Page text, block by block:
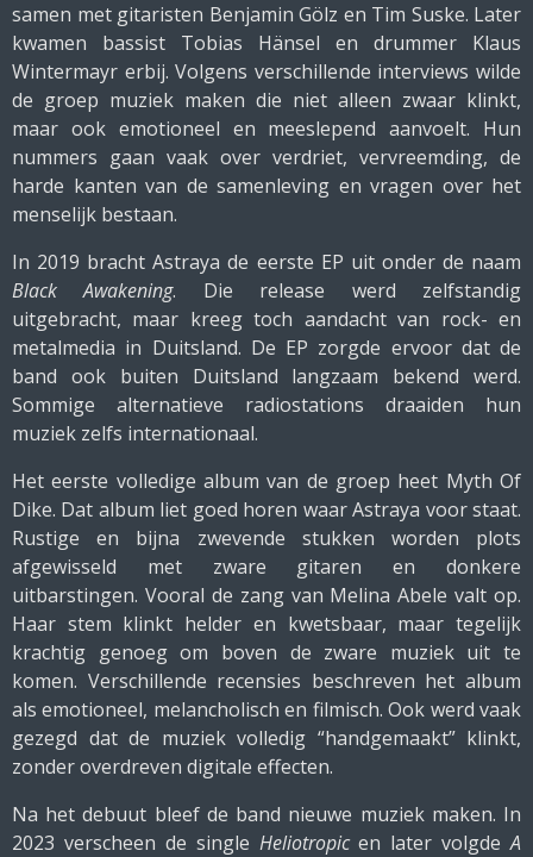
samen met gitaristen Benjamin Gölz en Tim Suske. Later
kwamen bassist Tobias Hänsel en drummer Klaus
Wintermayr erbij. Volgens verschillende interviews wilde
de groep muziek maken die niet alleen zwaar klinkt,
maar ook emotioneel en meeslepend aanvoelt. Hun
nummers gaan vaak over verdriet, vervreemding, de
harde kanten van de samenleving en vragen over het
menselijk bestaan.
In 2019 bracht Astraya de eerste EP uit onder de naam
Black Awakening. Die release werd zelfstandig
uitgebracht, maar kreeg toch aandacht van rock- en
metalmedia in Duitsland. De EP zorgde ervoor dat de
band ook buiten Duitsland langzaam bekend werd.
Sommige alternatieve radiostations draaiden hun
muziek zelfs internationaal.
Het eerste volledige album van de groep heet Myth Of
Dike. Dat album liet goed horen waar Astraya voor staat.
Rustige en bijna zwevende stukken worden plots
afgewisseld met zware gitaren en donkere
uitbarstingen. Vooral de zang van Melina Abele valt op.
Haar stem klinkt helder en kwetsbaar, maar tegelijk
krachtig genoeg om boven de zware muziek uit te
komen. Verschillende recensies beschreven het album
als emotioneel, melancholisch en filmisch. Ook werd vaak
gezegd dat de muziek volledig “handgemaakt” klinkt,
zonder overdreven digitale effecten.
Na het debuut bleef de band nieuwe muziek maken. In
2023 verscheen de single Heliotropicen later volgdeA